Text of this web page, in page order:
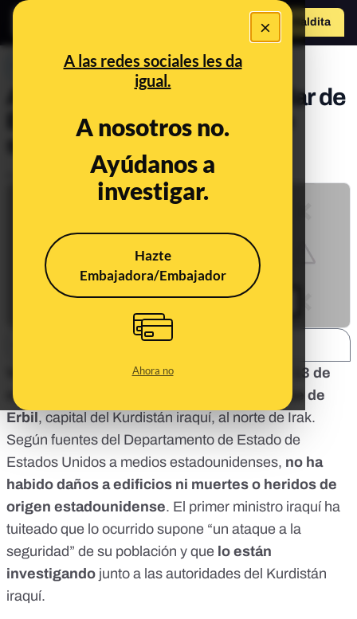
×
A las redes sociales les da
igual.
A nosotros no.
Ayúdanos a
investigar.
Hazte
Embajadora/Embajador
Ahora no
Hazte Maldita
PREBUNKING
Ataque a un edificio consular de
EEUU en Erbil (Irak): lo que
sabemos
Mar 13, 2022, 10:22:42 AM
Varios misiles impactaron en la noche del 13 de
marzo cerca del consulado estadounidense de
Erbil , capital del Kurdistán iraquí, al norte de Irak.
Según fuentes del Departamento de Estado de
Estados Unidos a medios estadounidenses, no ha
habido daños a edificios ni muertes o heridos de
origen estadounidense. El primer ministro iraquí ha
tuiteado que lo ocurrido supone “un ataque a la
seguridad” de su población y que lo están
investigando junto a las autoridades del Kurdistán
iraquí.